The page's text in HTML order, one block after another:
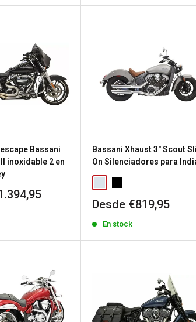
Bassani
inoxidable 2 en
Bassani Xhaust 3" Scout
On Silenciadores para
Precio
venta
Desde €819,95
En stock